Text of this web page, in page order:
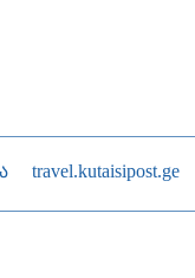
travel.kutaisipost.ge